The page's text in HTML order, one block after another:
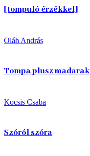
[tompuló érzékkel]
Oláh András
Tompa plusz madarak
Kocsis Csaba
Szóról szóra